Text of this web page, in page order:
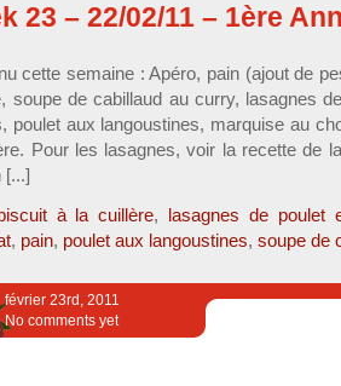
23 – 22/02/11 – 1ère
cette semaine : Apéro, pain (ajout de
soupe de cabillaud au curry, lasagnes
poulet aux langoustines, marquise au
Pour les lasagnes, voir la recette de
[...]
à la cuillère, lasagnes de poulet
, pain, poulet aux langoustines, soupe de
février 23rd, 2011
No comments yet